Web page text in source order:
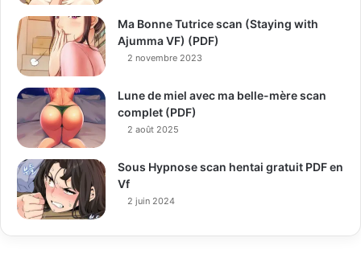
Ma Bonne Tutrice scan (Staying with
Ajumma VF) (PDF)
2 novembre 2023
Lune de miel avec ma belle-mère scan
complet (PDF)
2 août 2025
Sous Hypnose scan hentai gratuit PDF en
Vf
2 juin 2024